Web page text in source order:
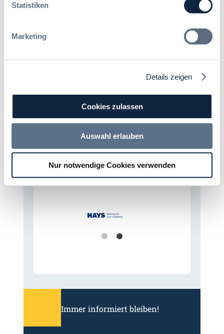
Statistiken
Marketing
Details zeigen
Cookies zulassen
Auswahl erlauben
Nur notwendige Cookies verwenden
Förderer
Immer informiert bleiben!